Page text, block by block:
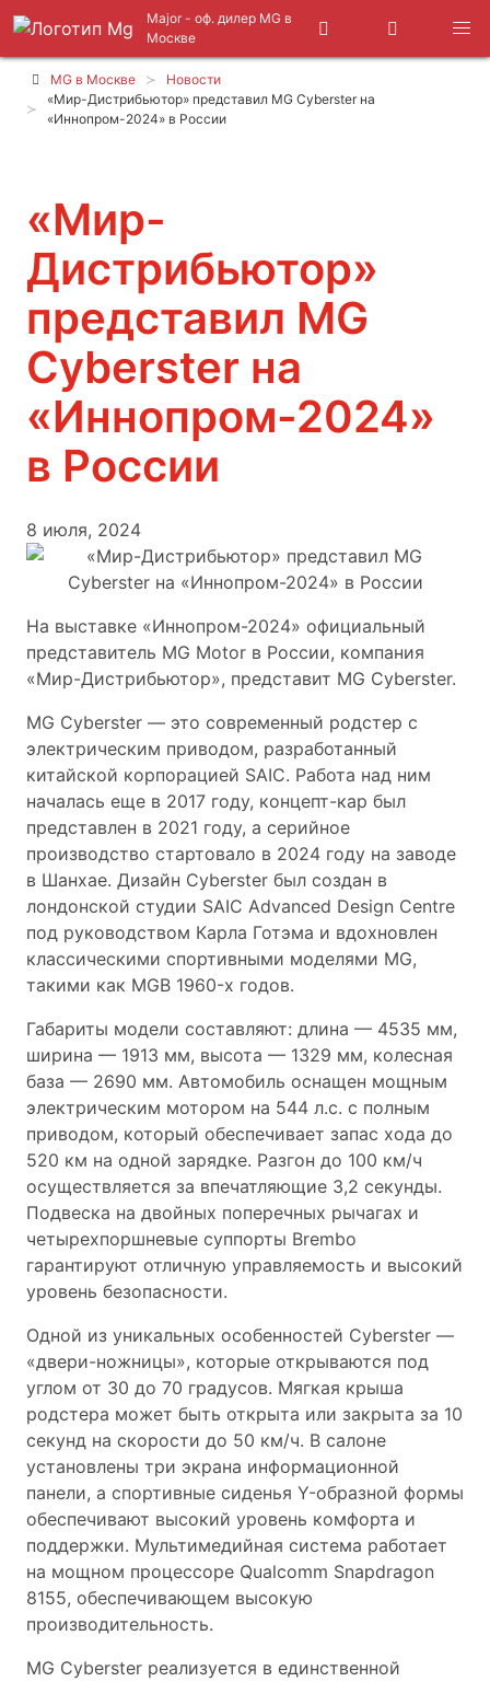
Major - оф. дилер MG в
Москве
MG в Москве
Новости
«Мир-Дистрибьютор» представил MG Cyberster на
«Иннопром-2024» в России
«Мир-
Дистрибьютор»
представил MG
Cyberster на
«Иннопром-2024»
в России
8 июля, 2024
На выставке «Иннопром-2024» официальный
представитель MG Motor в России, компания
«Мир-Дистрибьютор», представит MG Cyberster.
MG Cyberster — это современный родстер с
электрическим приводом, разработанный
китайской корпорацией SAIC. Работа над ним
началась еще в 2017 году, концепт-кар был
представлен в 2021 году, а серийное
производство стартовало в 2024 году на заводе
в Шанхае. Дизайн Cyberster был создан в
лондонской студии SAIC Advanced Design Centre
под руководством Карла Готэма и вдохновлен
классическими спортивными моделями MG,
такими как MGB 1960-х годов.
Габариты модели составляют: длина — 4535 мм,
ширина — 1913 мм, высота — 1329 мм, колесная
база — 2690 мм. Автомобиль оснащен мощным
электрическим мотором на 544 л.с. с полным
приводом, который обеспечивает запас хода до
520 км на одной зарядке. Разгон до 100 км/ч
осуществляется за впечатляющие 3,2 секунды.
Подвеска на двойных поперечных рычагах и
четырехпоршневые суппорты Brembo
гарантируют отличную управляемость и высокий
уровень безопасности.
Одной из уникальных особенностей Cyberster —
«двери-ножницы», которые открываются под
углом от 30 до 70 градусов. Мягкая крыша
родстера может быть открыта или закрыта за 10
секунд на скорости до 50 км/ч. В салоне
установлены три экрана информационной
панели, а спортивные сиденья Y-образной формы
обеспечивают высокий уровень комфорта и
поддержки. Мультимедийная система работает
на мощном процессоре Qualcomm Snapdragon
8155, обеспечивающем высокую
производительность.
MG Cyberster реализуется в единственной